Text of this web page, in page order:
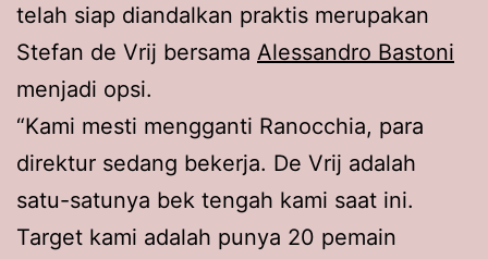
telah siap diandalkan praktis merupakan
Stefan de Vrij bersama Alessandro Bastoni
menjadi opsi.
“Kami mesti mengganti Ranocchia, para
direktur sedang bekerja. De Vrij adalah
satu-satunya bek tengah kami saat ini.
Target kami adalah punya 20 pemain